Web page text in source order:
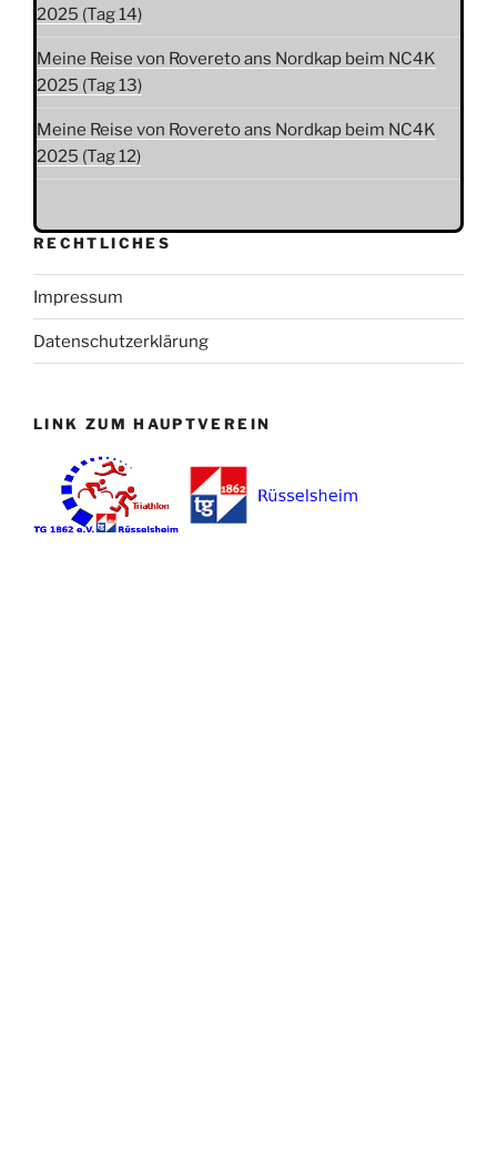
2025 (Tag 14)
Meine Reise von Rovereto ans Nordkap beim NC4K
2025 (Tag 13)
Meine Reise von Rovereto ans Nordkap beim NC4K
2025 (Tag 12)
RECHTLICHES
Impressum
Datenschutzerklärung
LINK ZUM HAUPTVEREIN